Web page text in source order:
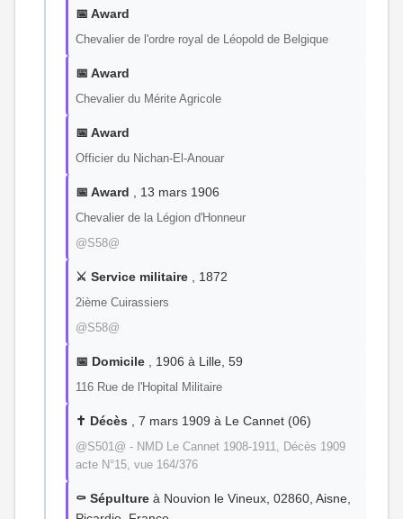
📅 Award
Chevalier de l'ordre royal de Léopold de Belgique
📅 Award
Chevalier du Mérite Agricole
📅 Award
Officier du Nichan-El-Anouar
📅 Award , 13 mars 1906
Chevalier de la Légion d'Honneur
@S58@
⚔️ Service militaire , 1872
2ième Cuirassiers
@S58@
📅 Domicile , 1906 à Lille, 59
116 Rue de l'Hopital Militaire
✝️ Décès , 7 mars 1909 à Le Cannet (06)
@S501@ - NMD Le Cannet 1908-1911, Décès 1909
acte N°15, vue 164/376
⚰️ Sépulture à Nouvion le Vineux, 02860, Aisne,